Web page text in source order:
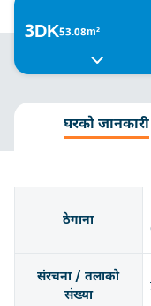
3DK53.08m²
घरको जानकारी
ठेगाना
संरचना / तलाको
संख्या